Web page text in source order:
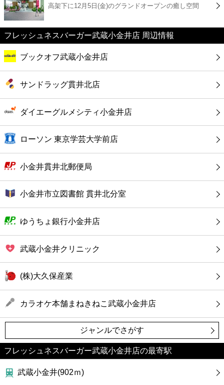
カフェ
ショッピング
銀行
公共
病院
ホテル
高架下に12月5日(金)のグランドオープンの癒し空間
フレッシュネスバーガー武蔵小金井店 周辺情報
ブックオフ武蔵小金井店
サンドラッグ貫井北店
ダイエーグルメシティ小金井店
ローソン 東京学芸大学前店
小金井貫井北郵便局
小金井市立図書館 貫井北分室
ゆうちょ銀行小金井店
武蔵小金井クリニック
(株)大久保産業
カラオケ本舗まねきねこ武蔵小金井店
ジャンルでさがす
フレッシュネスバーガー武蔵小金井店の最寄駅
武蔵小金井(902ｍ)